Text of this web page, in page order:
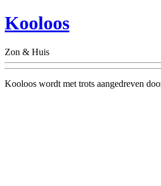
Kooloos
Zon & Huis
Kooloos wordt met trots aangedreven